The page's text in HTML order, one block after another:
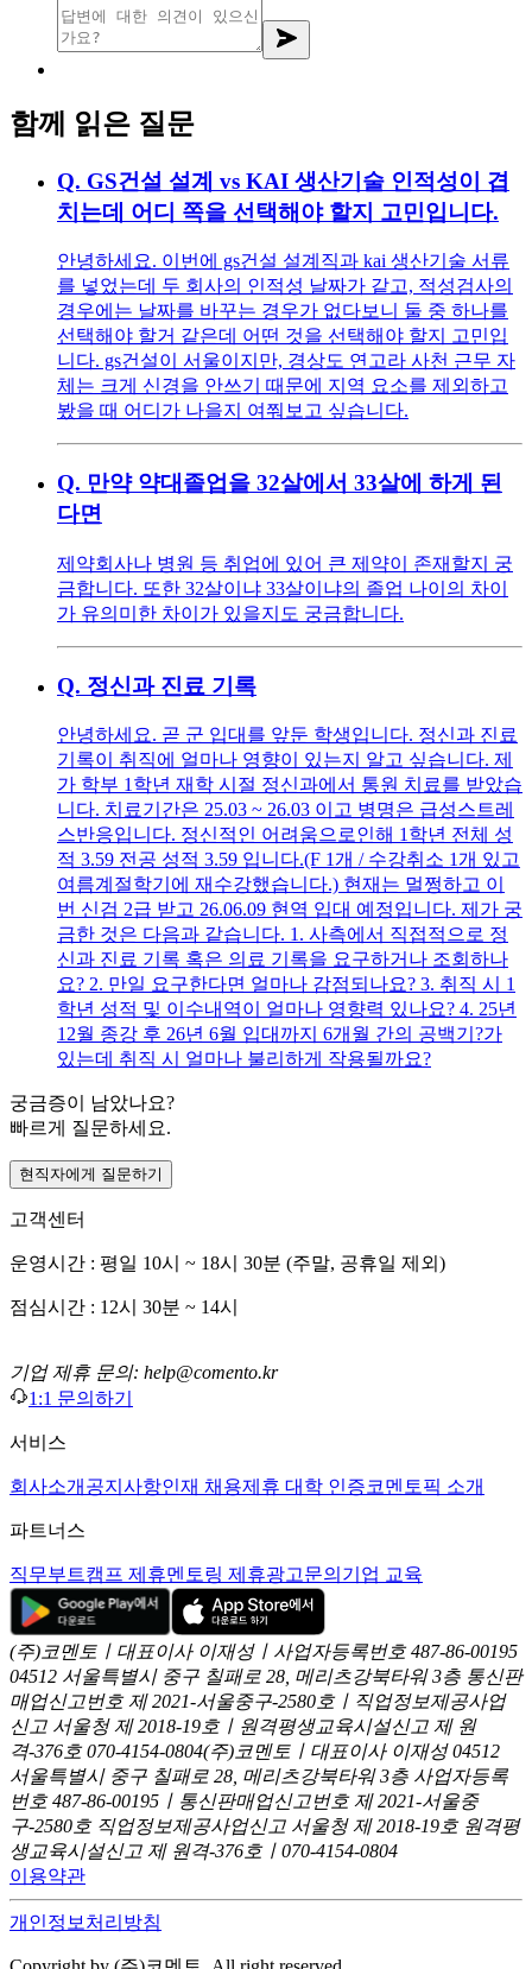
함께 읽은 질문
Q. GS건설 설계 vs KAI 생산기술 인적성이 겹
치는데 어디 쪽을 선택해야 할지 고민입니다.
안녕하세요. 이번에 gs건설 설계직과 kai 생산기술 서류
를 넣었는데 두 회사의 인적성 날짜가 같고, 적성검사의
경우에는 날짜를 바꾸는 경우가 없다보니 둘 중 하나를
선택해야 할거 같은데 어떤 것을 선택해야 할지 고민입
니다. gs건설이 서울이지만, 경상도 연고라 사천 근무 자
체는 크게 신경을 안쓰기 때문에 지역 요소를 제외하고
봤을 때 어디가 나을지 여쭤보고 싶습니다.
Q. 만약 약대졸업을 32살에서 33살에 하게 된
다면
제약회사나 병원 등 취업에 있어 큰 제약이 존재할지 궁
금합니다. 또한 32살이냐 33살이냐의 졸업 나이의 차이
가 유의미한 차이가 있을지도 궁금합니다.
Q. 정신과 진료 기록
안녕하세요. 곧 군 입대를 앞둔 학생입니다. 정신과 진료
기록이 취직에 얼마나 영향이 있는지 알고 싶습니다. 제
가 학부 1학년 재학 시절 정신과에서 통원 치료를 받았습
니다. 치료기간은 25.03 ~ 26.03 이고 병명은 급성스트레
스반응입니다. 정신적인 어려움으로인해 1학년 전체 성
적 3.59 전공 성적 3.59 입니다.(F 1개 / 수강취소 1개 있고
여름계절학기에 재수강했습니다.) 현재는 멀쩡하고 이
번 신검 2급 받고 26.06.09 현역 입대 예정입니다. 제가 궁
금한 것은 다음과 같습니다. 1. 사측에서 직접적으로 정
신과 진료 기록 혹은 의료 기록을 요구하거나 조회하나
요? 2. 만일 요구한다면 얼마나 감점되나요? 3. 취직 시 1
학년 성적 및 이수내역이 얼마나 영향력 있나요? 4. 25년
12월 종강 후 26년 6월 입대까지 6개월 간의 공백기?가
있는데 취직 시 얼마나 불리하게 작용될까요?
궁금증이 남았나요?
빠르게 질문하세요.
현직자에게 질문하기
고객센터
운영시간 : 평일 10시 ~ 18시 30분 (주말, 공휴일 제외)
점심시간 : 12시 30분 ~ 14시
기업 제휴 문의: help@comento.kr
1:1 문의하기
서비스
회사소개 공지사항인재 채용제휴 대학 인증코멘토픽 소개
파트너스
직무부트캠프 제휴멘토링 제휴광고문의 기업 교육
(주)코멘토ㅣ대표이사 이재성ㅣ사업자등록번호 487-86-00195
04512 서울특별시 중구 칠패로 28, 메리츠강북타워 3층 통신판
매업신고번호 제 2021-서울중구-2580호ㅣ직업정보제공사업
신고 서울청 제 2018-19호ㅣ원격평생교육시설신고 제 원
격-376호 070-4154-0804(주)코멘토ㅣ대표이사 이재성 04512
서울특별시 중구 칠패로 28, 메리츠강북타워 3층 사업자등록
번호 487-86-00195ㅣ통신판매업신고번호 제 2021-서울중
구-2580호 직업정보제공사업신고 서울청 제 2018-19호 원격평
생교육시설신고 제 원격-376호ㅣ070-4154-0804
이용약관
개인정보처리방침